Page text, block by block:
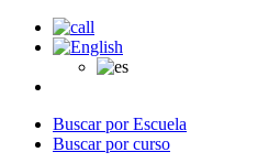
Buscar por Escuela
Buscar por curso